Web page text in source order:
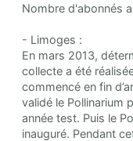
Nombre d'abonnés
- Limoges :
En mars 2013,
collecte a été
commencé en fin
validé le Pollinarium
année test. Puis le
inauguré. Pendant